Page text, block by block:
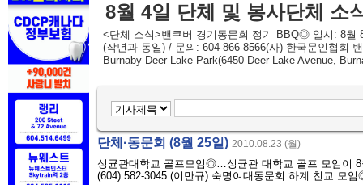
8월 4일 단체 및 봉사단체 소
<단체 소식>밴쿠버 경기동문회 정기 BBQ◎ 일시: 8월
(작년과 동일) / 문의: 604-866-8566(사) 한국문인협회
Burnaby Deer Lake Park(6450 Deer Lake Avenue,
단체·동문회 (8월 25일) 2010.08.23 (월)
성균관대학교 골프모임◎…성균관 대학교 골프 모임이
(604) 582-3045 (이만규) 숙명여대동문회 하계 친교 모